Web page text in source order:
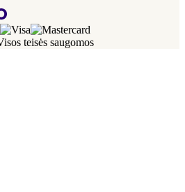
teisės saugomos